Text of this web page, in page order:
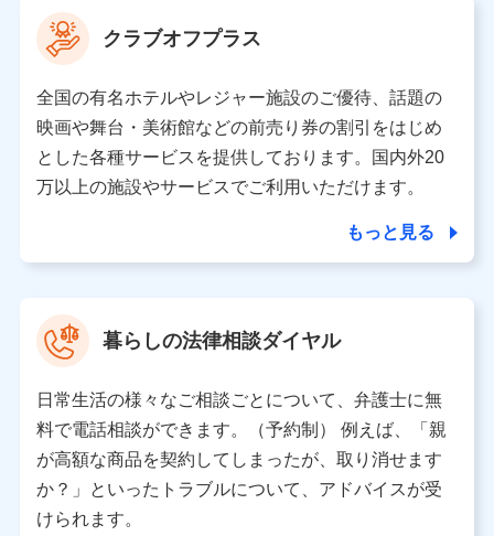
上記に係る案内・手続き・管理等付帯業務を行うため
【当該個人データの管理について責任を有する者の名称・住
所・代表者名】
当該個人データを取り扱う各共同利用者（詳細は次のとお
り）
東京都千代田区永田町2丁目11番1号 山王パークタワー
株式会社NTTドコモ 代表取締役社長 前田 義晃
東京都中央区日本橋人形町2-14-10 アーバンネット日本橋
ビル 3F
※ 当社および株式会社NTTドコモは、お客さまの情報を利
データ憲章」に定める行動原則を順守します 。
※ パーソナルデータダッシュボードの「第三者提供の管
理」の設定状態にかかわらず、共同利用する場合がありま
※ dポイントクラブ会員ではないお客さま（2019年12月11
日以降、一度もdポイントクラブ会員であったことがないお
クラブオフプラス
全国の有名ホテルやレジャー施設のご優待、話題の
映画や舞台・美術館などの前売り券の割引をはじめ
とした各種サービスを提供しております。国内外20
万以上の施設やサービスでご利用いただけます。
もっと見る
暮らしの法律相談ダイヤル
日常生活の様々なご相談ごとについて、弁護士に無
料で電話相談ができます。（予約制） 例えば、「親
が高額な商品を契約してしまったが、取り消せます
か？」といったトラブルについて、アドバイスが受
けられます。